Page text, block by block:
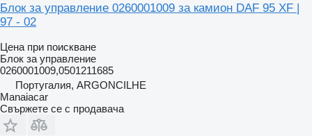
Блок за управление 0260001009 за камион DAF 95 XF |
97 - 02
Цена при поискване
Блок за управление
0260001009,0501211685
Португалия, ARGONCILHE
Manaiacar
Свържете се с продавача